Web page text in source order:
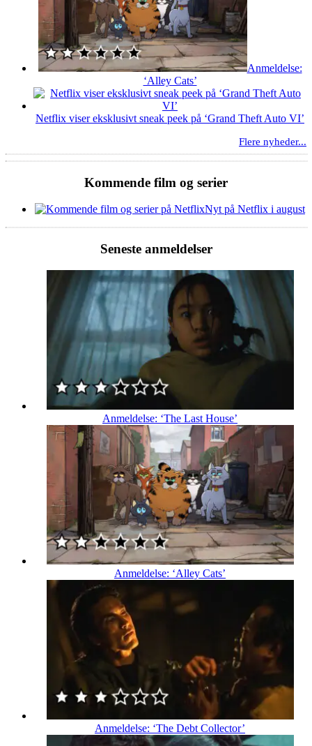
Anmeldelse:
‘Alley Cats’
Netflix viser eksklusivt sneak peek på ‘Grand Theft Auto VI’
Flere nyheder...
Kommende film og serier
Nyt på Netflix i august
Seneste anmeldelser
Anmeldelse: ‘The Last House’
Anmeldelse: ‘Alley Cats’
Anmeldelse: ‘The Debt Collector’